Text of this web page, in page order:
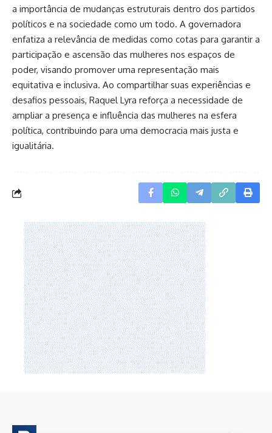
a importância de mudanças estruturais dentro dos partidos
políticos e na sociedade como um todo. A governadora
enfatiza a relevância de medidas como cotas para garantir a
participação e ascensão das mulheres nos espaços de
poder, visando promover uma representação mais
equitativa e inclusiva. Ao compartilhar suas experiências e
desafios pessoais, Raquel Lyra reforça a necessidade de
ampliar a presença e influência das mulheres na esfera
política, contribuindo para uma democracia mais justa e
igualitária.